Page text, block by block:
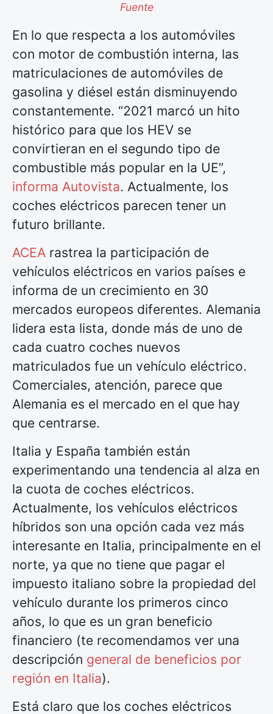
Fuente
En lo que respecta a los automóviles
con motor de combustión interna, las
matriculaciones de automóviles de
gasolina y diésel están disminuyendo
constantemente. “2021 marcó un hito
histórico para que los HEV se
convirtieran en el segundo tipo de
combustible más popular en la UE”,
informa Autovista. Actualmente, los
coches eléctricos parecen tener un
futuro brillante.
ACEA rastrea la participación de
vehículos eléctricos en varios países e
informa de un crecimiento en 30
mercados europeos diferentes. Alemania
lidera esta lista, donde más de uno de
cada cuatro coches nuevos
matriculados fue un vehículo eléctrico.
Comerciales, atención, parece que
Alemania es el mercado en el que hay
que centrarse.
Italia y España también están
experimentando una tendencia al alza en
la cuota de coches eléctricos.
Actualmente, los vehículos eléctricos
híbridos son una opción cada vez más
interesante en Italia, principalmente en el
norte, ya que no tiene que pagar el
impuesto italiano sobre la propiedad del
vehículo durante los primeros cinco
años, lo que es un gran beneficio
financiero (te recomendamos ver una
descripción general de beneficios por
región en Italia).
Está claro que los coches eléctricos